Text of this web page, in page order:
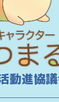
動進協